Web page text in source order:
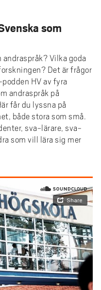
som
Vilka goda
Det är frågor
HV av fyra
andraspråk på
får du lyssna på
både stora som små.
sva-lärare, sva-
som vill lära sig mer